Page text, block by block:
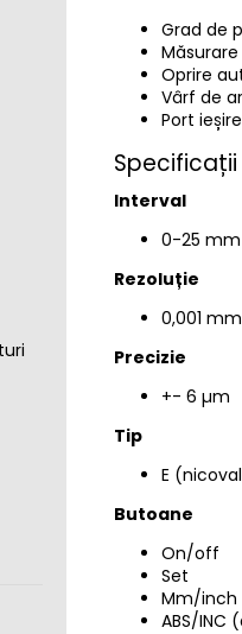
Grad de
Oprire
Vârf de
Port
Interval
0-25 mm
Rezoluție
0,001 mm
Precizie
+- 6 µm
Tip
E
Butoane
On/off
Set
Mm/inch
ABS/INC